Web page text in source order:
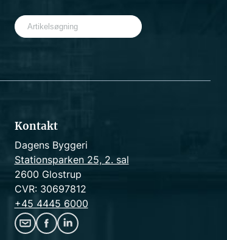
S
e
c
Kontakt
Dagens Byggeri
Stationsparken 25, 2. sal
2600 Glostrup
CVR: 30697812
+45 4445 6000